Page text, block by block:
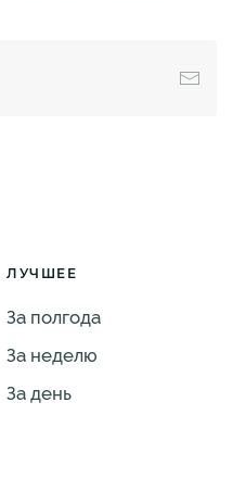
ЛУЧШЕЕ
За полгода
За неделю
За день